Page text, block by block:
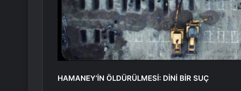
HAMANEY’İN ÖLDÜRÜLMESİ: DİNİ BİR SUÇ